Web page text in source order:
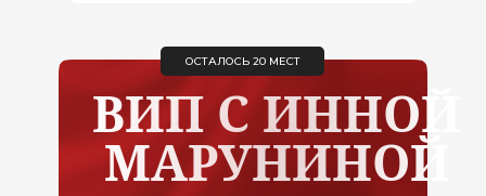
ВИП С ИННОЙ
МАРУНИНОЙ
ОСТАЛОСЬ 20 МЕСТ